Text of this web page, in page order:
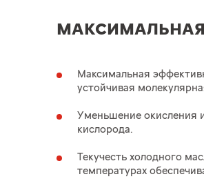
Максимальная
устойчивая
Уменьшение окисления
кислорода.
Текучесть холодного
температурах